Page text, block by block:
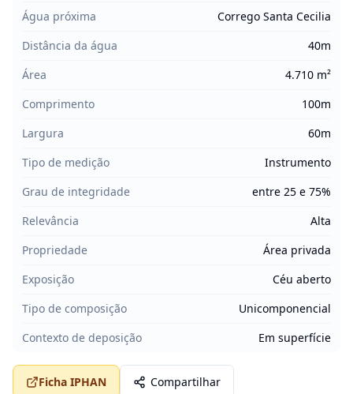
Água próxima
Corrego Santa Cecilia
Distância da água
40m
Área
4.710 m²
Comprimento
100m
Largura
60m
Tipo de medição
Instrumento
Grau de integridade
entre 25 e 75%
Relevância
Alta
Propriedade
Área privada
Exposição
Céu aberto
Tipo de composição
Unicomponencial
Contexto de deposição
Em superfície
Ficha IPHAN Compartilhar